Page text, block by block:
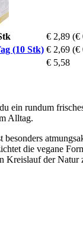
€ 2,89 (€
(10 Stk) € 2,69 (€
€ 5,58
ein rundum
Alltag.
die vegane
Kreislauf der Natur